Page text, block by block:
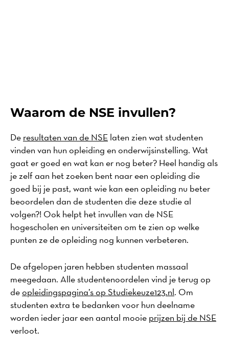
Waarom de NSE invullen?
De resultaten van de NSE laten zien wat studenten
vinden van hun opleiding en onderwijsinstelling. Wat
gaat er goed en wat kan er nog beter? Heel handig als
je zelf aan het zoeken bent naar een opleiding die
goed bij je past, want wie kan een opleiding nu beter
beoordelen dan de studenten die deze studie al
volgen?! Ook helpt het invullen van de NSE
hogescholen en universiteiten om te zien op welke
punten ze de opleiding nog kunnen verbeteren.
De afgelopen jaren hebben studenten massaal
meegedaan. Alle studentenoordelen vind je terug op
deopleidingspagina’s op Studiekeuze123.nl. Om
studenten extra te bedanken voor hun deelname
worden ieder jaar een aantal mooie prijzen bij de NSE
verloot.